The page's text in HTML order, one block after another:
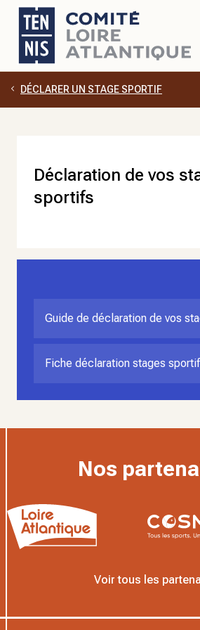
Aller au contenu principal
DÉCLARER UN STAGE SPORTIF
Déclaration de vos
sportifs
Guide de déclaration de vos
Fiche déclaration stages
Nos
Voir tous les